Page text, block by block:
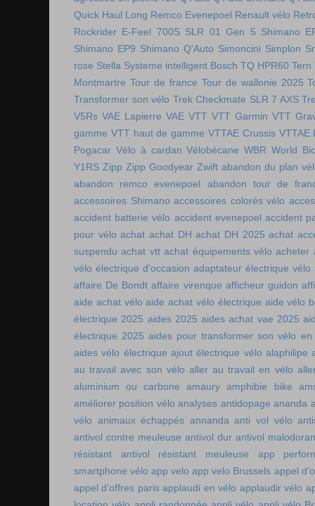
Quick Haul Long Remco Evenepoel Renault vélo
Rockrider E-Feel 700S SLR 01 Gen 5 Shimano
Shimano EP9 Shimano Q'Auto Simoncini Simplon
rose Stella Systeme intelligent Bosch TQ HPR60 Tern
Montmartre Tour de france Tour de wallonie 2025
Transformer son vélo Trek Checkmate SLR 7 AXS
V5Rs VAE Lapierre VAE VTT VTT Garmin VTT
gamme VTT haut de gamme VTTAE Crussis VTTAE
Pogacar Vélo à cardan Vélobécane WBR World
Y1RS Zipp Zipp Goodyear Zwift abandon du plan
abandon remco evenepoel
abandon tour de
accessoires Shimano accessoires colorés vélo
accident batterie vélo accident evenepoel accident
pour vélo achat achat DH achat DH 2025 achat
suspendu achat vtt achat équipements vélo acheter
vélo électrique d'occasion adaptateur électrique vélo
affaire De Bondt affaire virenque afficheur guidon
aide achat vélo aide achat vélo électrique aide vélo
électrique 2025 aides 2025 aides achat vae 2025
électrique 2025 aides pour transformer son vélo en
aides vélo électrique ajout électrique vélo alaphilipe
au travail avec son vélo aller au travail en vélo
aluminium ou carbone
amaury amphibie bike
améliorer position vélo analyses antidopage ananda
vélo animaux échappés annanda anti vol vélo
antivol contre meuleuse antivol dur antivol
résistant
antivol résistant meuleuse
app
smartphone vélo app velo app velo Brussels appel
appel d'offres paris applaudi en vélo applaudir vélo